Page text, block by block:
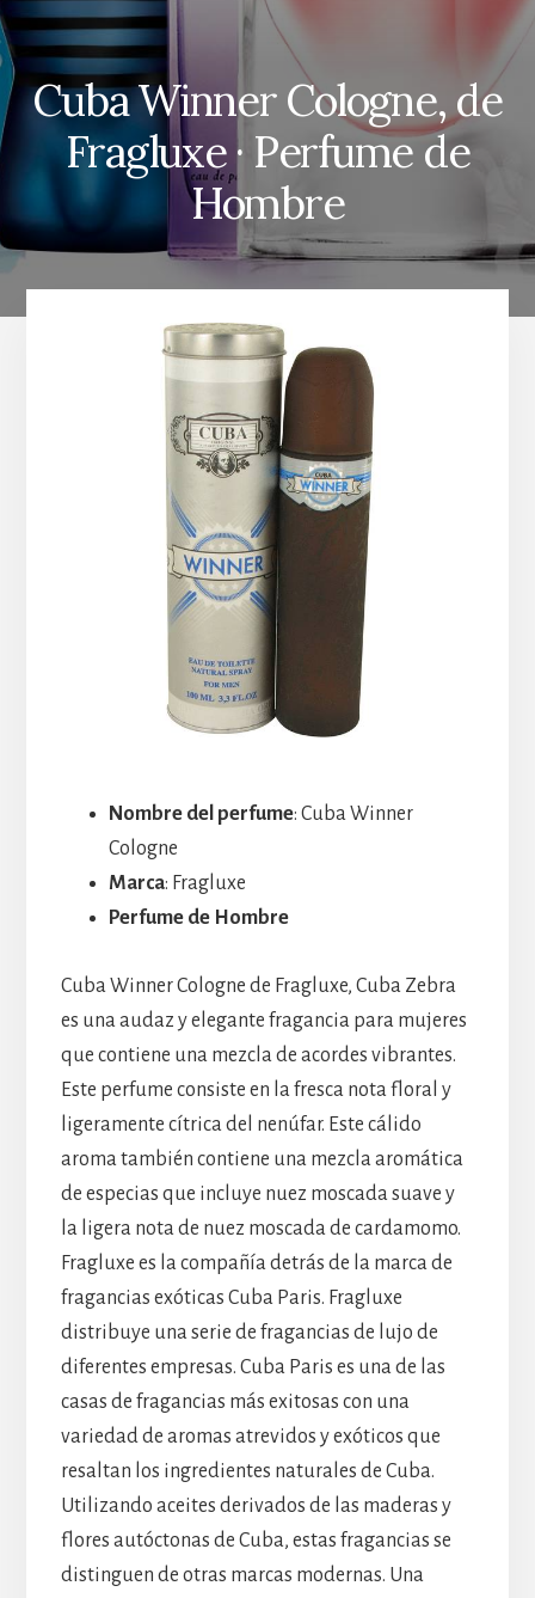
Cuba Winner Cologne, de
Fragluxe · Perfume de
Hombre
Nombre del perfume: Cuba Winner
Cologne
Marca: Fragluxe
Perfume de Hombre
Cuba Winner Cologne de Fragluxe, Cuba Zebra
es una audaz y elegante fragancia para mujeres
que contiene una mezcla de acordes vibrantes.
Este perfume consiste en la fresca nota floral y
ligeramente cítrica del nenúfar. Este cálido
aroma también contiene una mezcla aromática
de especias que incluye nuez moscada suave y
la ligera nota de nuez moscada de cardamomo.
Fragluxe es la compañía detrás de la marca de
fragancias exóticas Cuba Paris. Fragluxe
distribuye una serie de fragancias de lujo de
diferentes empresas. Cuba Paris es una de las
casas de fragancias más exitosas con una
variedad de aromas atrevidos y exóticos que
resaltan los ingredientes naturales de Cuba.
Utilizando aceites derivados de las maderas y
flores autóctonas de Cuba, estas fragancias se
distinguen de otras marcas modernas. Una